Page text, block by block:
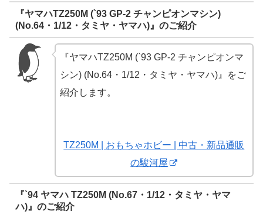
『ヤマハTZ250M (`93 GP-2 チャンピオンマシン)
(No.64・1/12・タミヤ・ヤマハ)』のご紹介
『ヤマハTZ250M (`93 GP-2 チャンピオンマ
シン) (No.64・1/12・タミヤ・ヤマハ)』をご
紹介します。
TZ250M | おもちゃホビー | 中古・新品通販
の駿河屋
『`94 ヤマハ TZ250M (No.67・1/12・タミヤ・ヤマ
ハ)』のご紹介